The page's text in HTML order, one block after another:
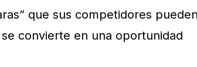
que sus competidores
convierte en una oportunidad